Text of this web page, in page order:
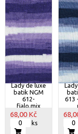
Lady de luxe
batik NGM
612-
fialo.mix
68,00 Kč
ks
613